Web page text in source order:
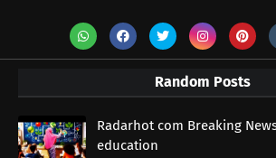
Random Posts
Radarhot com Breaking
education